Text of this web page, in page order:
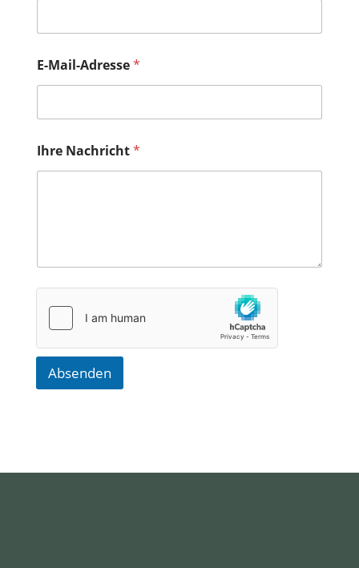
E-Mail-Adresse*
Ihre Nachricht*
Absenden